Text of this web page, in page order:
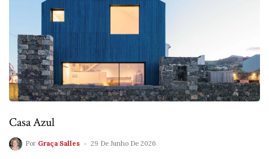
Casa Azul
Por Graça Salles 29 De Junho De 2026